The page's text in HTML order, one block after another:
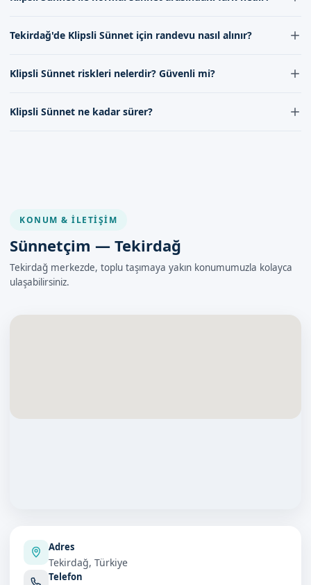
dikişsiz bir yöntem tercih edilmesidir. Bu da iyileşme süresini
Tekirdağ'de Klipsli Sünnet için randevu nasıl alınır?
formumuz aracılığıyla bize ulaşabilirler.
Klipsli Sünnet riskleri nelerdir? Güvenli mi?
tarafından yapılan işlemler güvenilebilir ve güvenlidir.
Klipsli Sünnet ne kadar sürer?
KONUM & İLETIŞIM
Sünnetçim — Tekirdağ
Tekirdağ merkezde, toplu taşımaya yakın konumumuzla kolayca
ulaşabilirsiniz.
Adres
Tekirdağ, Türkiye
Telefon